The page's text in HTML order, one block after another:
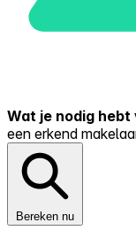
Wat je nodig hebt
een erkend
Bereken nu